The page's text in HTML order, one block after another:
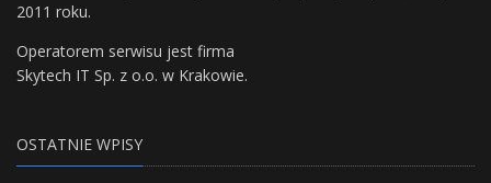
2011 roku.
Operatorem serwisu jest firma
Skytech IT Sp. z o.o. w Krakowie.
OSTATNIE WPISY